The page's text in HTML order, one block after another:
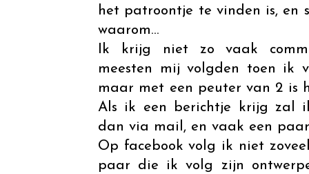
het patroontje te vinden is, en
waarom...
Ik krijg niet zo vaak
meesten mij volgden toen ik
maar met een peuter van 2 is
Als ik een berichtje krijg zal
dan via mail, en vaak een
Op facebook volg ik niet
paar die ik volg zijn